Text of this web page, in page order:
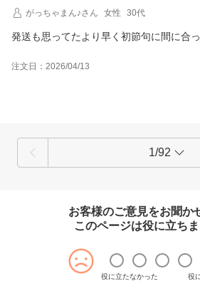
がっちゃまん♪さん
女性 30代
発送も思ってたより早く初節句に間に合
注文日：2026/04/13
1/92
お客様のご意見をお聞か
このページは役に立ち
役に立たなかった 役